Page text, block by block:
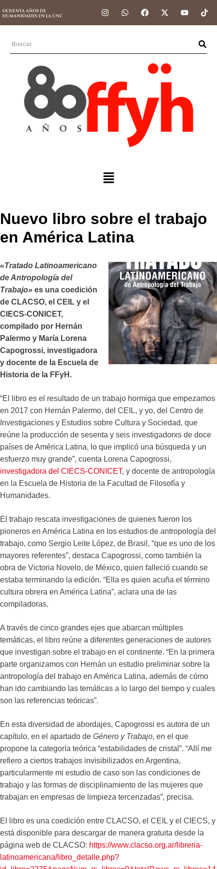
Nuevo libro sobre el trabajo
en América Latina
«Tratado Latinoamericano
de Antropología del
Trabajo» es una coedición
de CLACSO, el CEIL y el
CIECS-CONICET,
compilado por Hernán
Palermo y María Lorena
Capogrossi, investigadora
y docente de la Escuela de
Historia de la FFyH.
“El libro es el resultado de un trabajo hormiga que empezamos
en 2017 con Hernán Palermo, del CEIL, y yo, del Centro de
Investigaciones y Estudios sobre Cultura y Sociedad, que
reúne la producción de sesenta y seis investigadorxs de doce
países de América Latina, lo que implicó una búsqueda y un
esfuerzo muy grande”, cuenta Lorena Capogrossi,
investigadora del CIECS-CONICET, y docente de antropología
en la Escuela de Historia de la Facultad de Filosofía y
Humanidades.
El trabajo rescata investigaciones de quienes fueron los
pioneros en América Latina en los estudios de antropología del
trabajo, como Sergio Leite López, de Brasil, “que es uno de los
mayores referentes”, destaca Capogrossi, como también la
obra de Victoria Novelo, de México, quien falleció cuando se
estaba terminando la edición. “Ella es quien acuña el término
cultura obrera en América Latina”, aclara una de las
compiladoras.
A través de cinco grandes ejes que abarcan múltiples
temáticas, el libro reúne a diferentes generaciones de autores
que investigan sobre el trabajo en el continente. “En la primera
parte organizamos con Hernán un estudio preliminar sobre la
antropología del trabajo en América Latina, además de cómo
han ido cambiando las temáticas a lo largo del tiempo y cuales
son las referencias teóricas”.
En esta diversidad de abordajes, Capogrossi es autora de un
capítulo, en el apartado de Género y Trabajo, en el que
propone la categoría teórica “estabilidades de cristal”. “Allí me
refiero a ciertos trabajos invisibilizados en Argentina,
particularmente mi estudio de caso son las condiciones de
trabajo y las formas de disciplinamiento de las mujeres que
trabajan en empresas de limpieza tercerizadas”, precisa.
El libro es una coedición entre CLACSO, el CEIL y el CIECS, y
está disponible para descargar de manera gratuita desde la
página web de CLACSO: https://www.clacso.org.ar/libreria-
latinoamericana/libro_detalle.php?